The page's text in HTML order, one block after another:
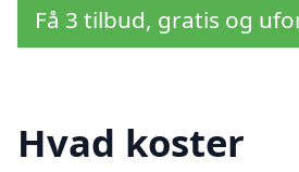
Få 3 tilbud, gratis og
Hvad koster